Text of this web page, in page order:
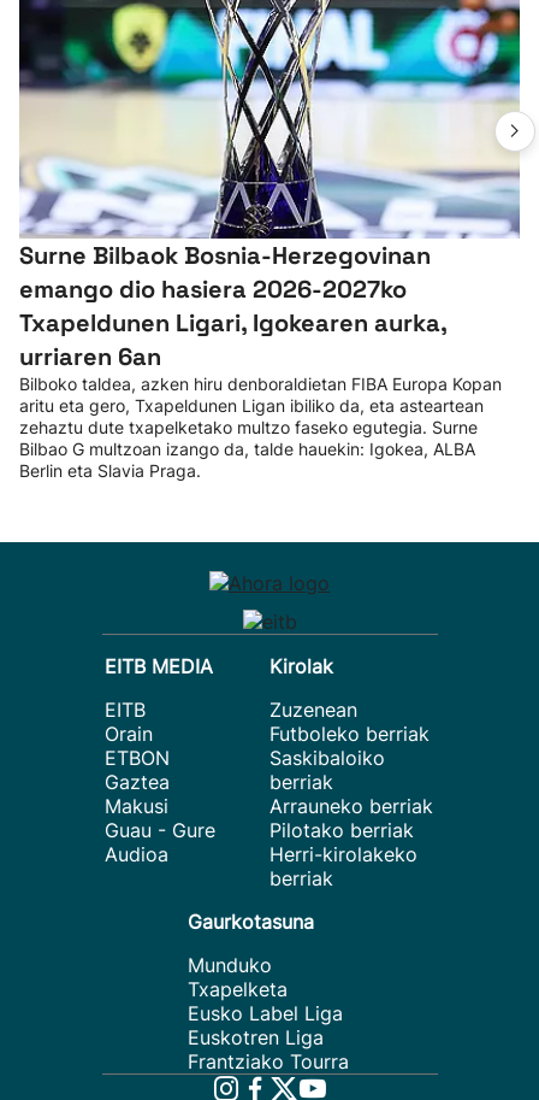
Surne Bilbaok Bosnia-Herzegovinan
emango dio hasiera 2026-2027ko
Txapeldunen Ligari, Igokearen aurka,
urriaren 6an
Bilboko taldea, azken hiru denboraldietan FIBA Europa Kopan
aritu eta gero, Txapeldunen Ligan ibiliko da, eta asteartean
zehaztu dute txapelketako multzo faseko egutegia. Surne
Bilbao G multzoan izango da, talde hauekin: Igokea, ALBA
Berlin eta Slavia Praga.
EITB MEDIA
EITB
Orain
ETBON
Gaztea
Makusi
Guau - Gure
Audioa
Kirolak
Zuzenean
Futboleko berriak
Saskibaloiko
berriak
Arrauneko berriak
Pilotako berriak
Herri-kirolakeko
berriak
Gaurkotasuna
Munduko
Txapelketa
Eusko Label Liga
Euskotren Liga
Frantziako Tourra